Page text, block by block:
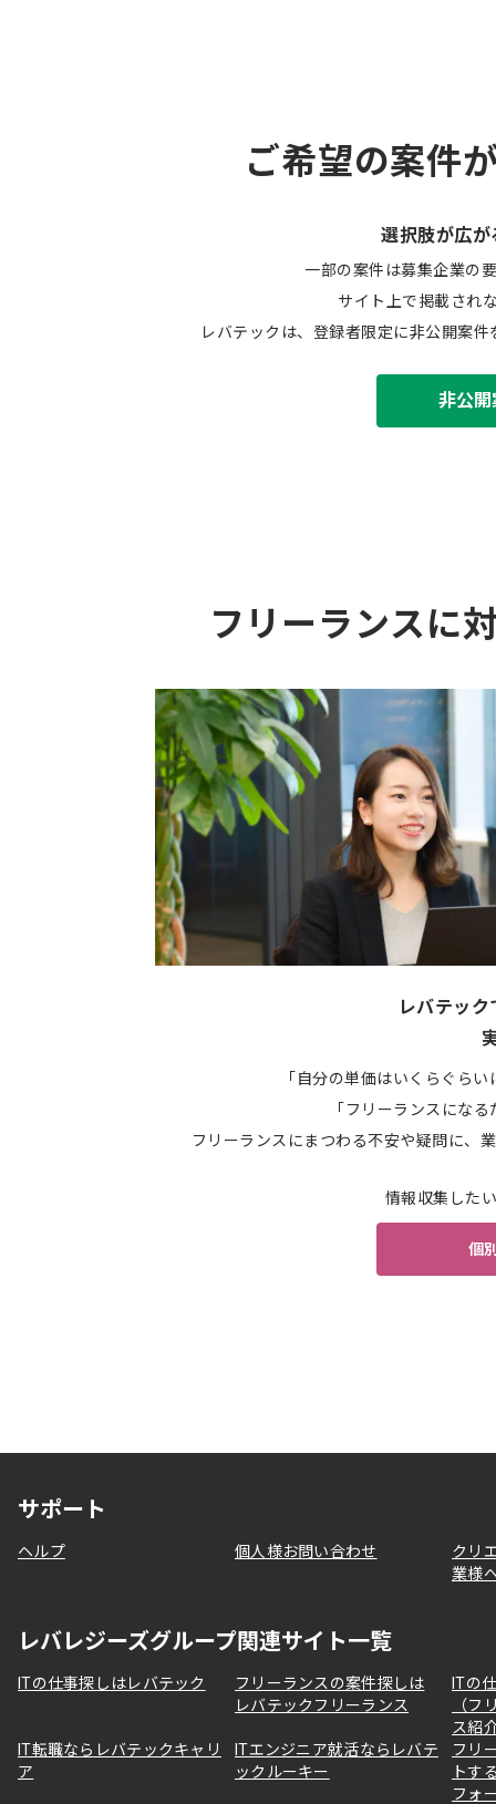
ご希望の案件
選択肢が広が
一部の案件は募集企業の
サイト上で掲載され
レバテックは、登録者限定に非公開案
非公
フリーランスに
レバテッ
「自分の単価はいくらぐら
「フリーランスにな
フリーランスにまつわる不安や疑問に、
情報収集した
個
サポート
ヘルプ 個人様お問い合わせ
クリ
業様
レバレジーズグループ関連サイト一覧
ITの仕事探しはレバテック
フリーランスの案件探しは
レバテックフリーランス
ITの
（フ
ス紹
IT転職ならレバテックキャリ
ア
ITエンジニア就活ならレバテ
ックルーキー
フリ
トす
フォ